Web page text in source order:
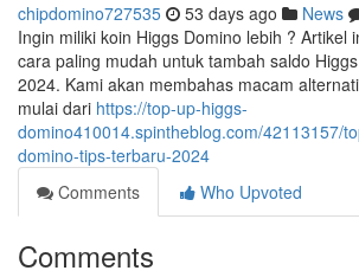
chipdomino727535 53 days ago News
Ingin miliki koin Higgs Domino lebih ? Artikel
cara paling mudah untuk tambah saldo
2024. Kami akan membahas macam
mulai dari https://top-up-higgs-
domino410014.spintheblog.com/42113157/
domino-tips-terbaru-2024
Comments
Who Upvoted
Comments